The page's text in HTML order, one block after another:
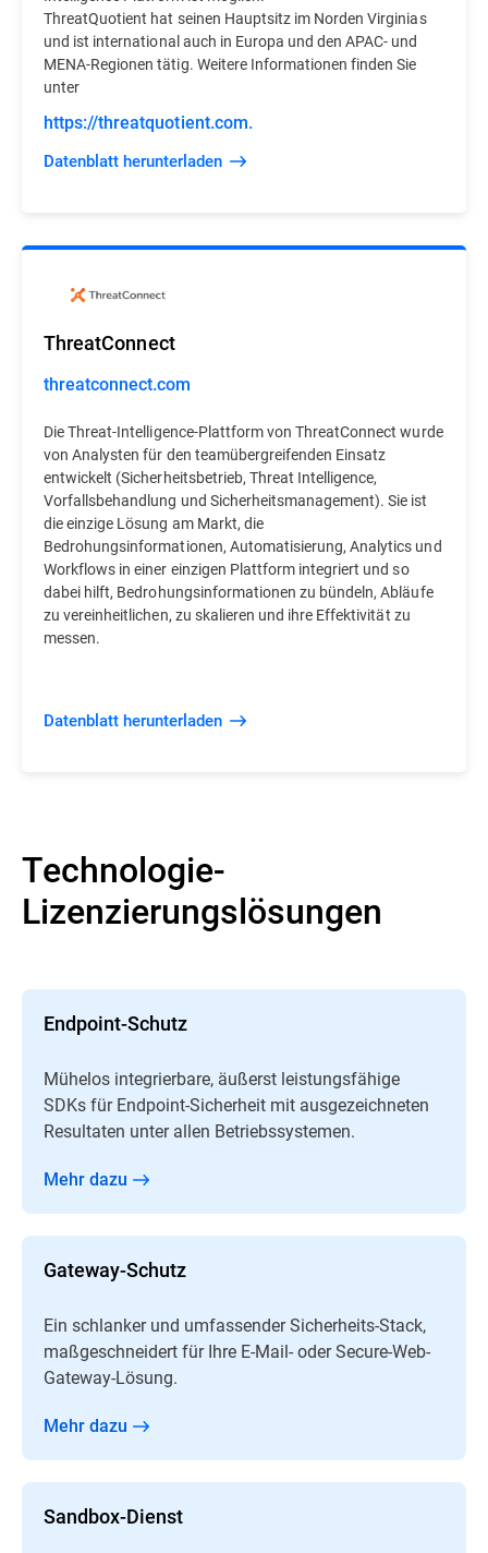
ThreatQuotient hat seinen Hauptsitz im Norden Virginias
und ist international auch in Europa und den APAC- und
MENA-Regionen tätig. Weitere Informationen finden Sie
unter
https://threatquotient.com.
Datenblatt herunterladen
ThreatConnect
threatconnect.com
Die Threat-Intelligence-Plattform von ThreatConnect wurde
von Analysten für den teamübergreifenden Einsatz
entwickelt (Sicherheitsbetrieb, Threat Intelligence,
Vorfallsbehandlung und Sicherheitsmanagement). Sie ist
die einzige Lösung am Markt, die
Bedrohungsinformationen, Automatisierung, Analytics und
Workflows in einer einzigen Plattform integriert und so
dabei hilft, Bedrohungsinformationen zu bündeln, Abläufe
zu vereinheitlichen, zu skalieren und ihre Effektivität zu
messen.
Datenblatt herunterladen
Technologie-
Lizenzierungslösungen
Endpoint-Schutz
Mühelos integrierbare, äußerst leistungsfähige
SDKs für Endpoint-Sicherheit mit ausgezeichneten
Resultaten unter allen Betriebssystemen.
Mehr dazu
Gateway-Schutz
Ein schlanker und umfassender Sicherheits-Stack,
maßgeschneidert für Ihre E-Mail- oder Secure-Web-
Gateway-Lösung.
Mehr dazu
Sandbox-Dienst